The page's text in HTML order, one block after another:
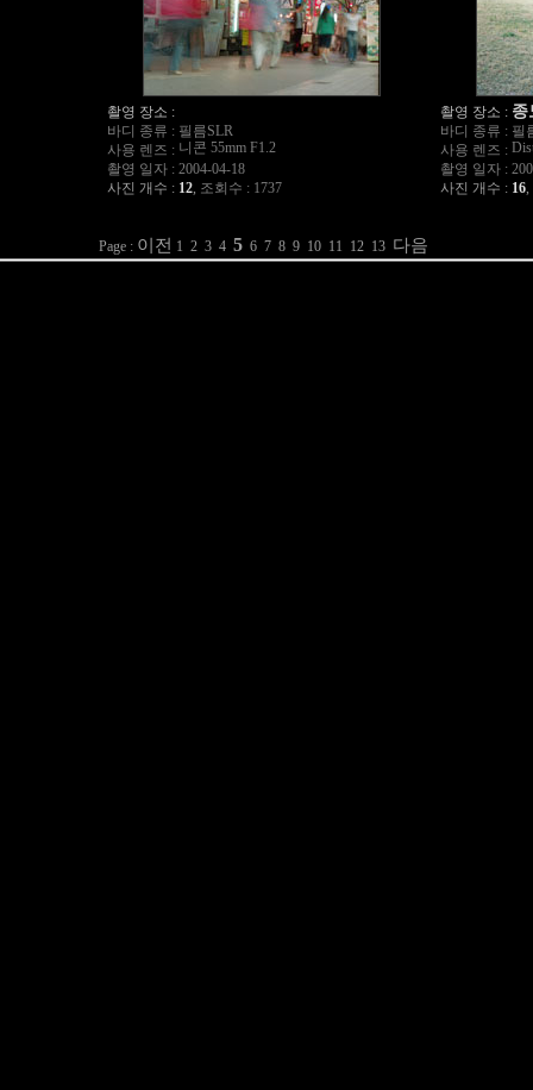
촬영 장소 :
바디 종류 : 필름SLR
사용 렌즈 : 니콘 55mm F1.2
촬영 일자 : 2004-04-18
사진 개수 : 12, 조회수 : 1737
촬영 장소 : 종
바디 종류 : 필
사용 렌즈 :
촬영 일자 :
사진 개수 : 16,
Page : 이전 1 2 3 4 5 6 7 8 9 10 11 12 13 다음